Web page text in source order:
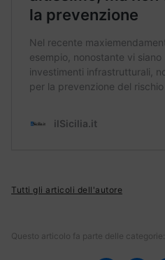
Tutti gli articoli dell'autore
Questo articolo fa parte delle categorie: